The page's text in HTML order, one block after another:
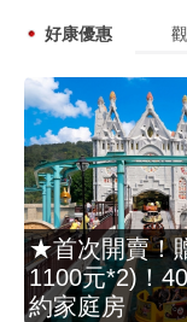
好康優惠
★首次開賣！
1100元*2)！
約家庭房